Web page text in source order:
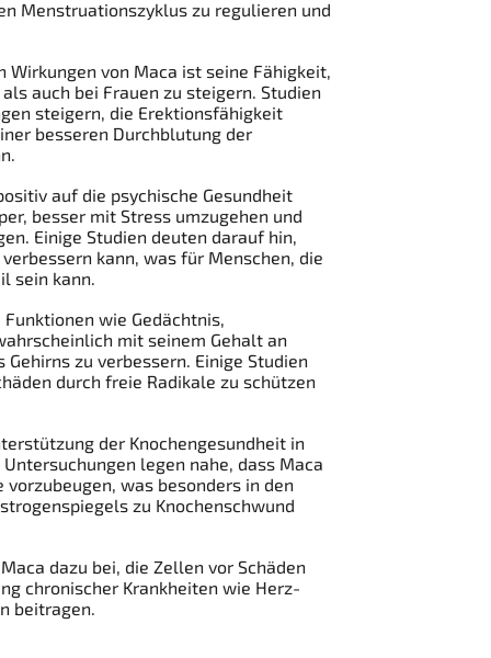
Menstruationszyklus zu regulieren und
Wirkungen von Maca ist seine Fähigkeit,
auch bei Frauen zu steigern. Studien
steigern, die Erektionsfähigkeit
besseren Durchblutung der
auf die psychische Gesundheit
besser mit Stress umzugehen und
Einige Studien deuten darauf hin,
kann, was für Menschen, die
sein kann.
wie Gedächtnis,
mit seinem Gehalt an
zu verbessern. Einige Studien
durch freie Radikale zu schützen
der Knochengesundheit in
legen nahe, dass Maca
was besonders in den
zu Knochenschwund
dazu bei, die Zellen vor Schäden
chronischer Krankheiten wie Herz-
beitragen.